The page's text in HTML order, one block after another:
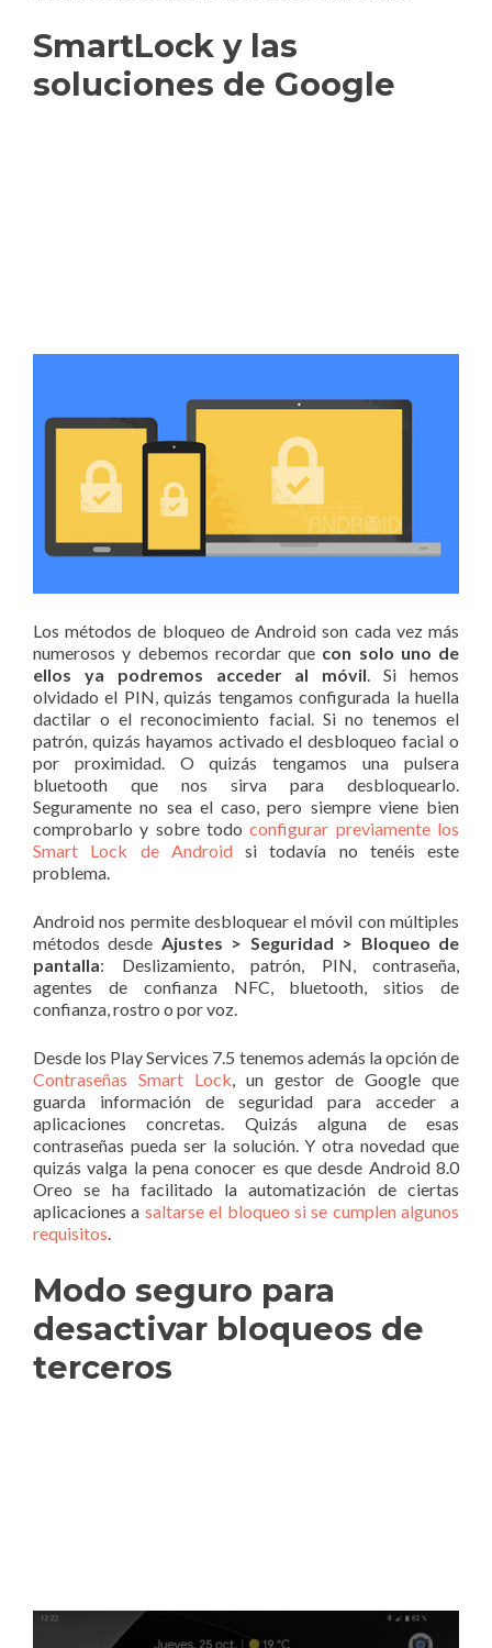
SmartLock y las
soluciones de Google
Los métodos de bloqueo de Android son cada vez más
numerosos y debemos recordar que con solo uno de
ellos ya podremos acceder al móvil. Si hemos
olvidado el PIN, quizás tengamos configurada la huella
dactilar o el reconocimiento facial. Si no tenemos el
patrón, quizás hayamos activado el desbloqueo facial o
por proximidad. O quizás tengamos una pulsera
bluetooth que nos sirva para desbloquearlo.
Seguramente no sea el caso, pero siempre viene bien
comprobarlo y sobre todoconfigurar previamente los
Smart Lock de Androidsi todavía no tenéis este
problema.
Android nos permite desbloquear el móvil con múltiples
métodos desde Ajustes > Seguridad > Bloqueo de
pantalla: Deslizamiento, patrón, PIN, contraseña,
agentes de confianza NFC, bluetooth, sitios de
confianza, rostro o por voz.
Desde los Play Services 7.5 tenemos además la opción de
Contraseñas Smart Lock, un gestor de Google que
guarda información de seguridad para acceder a
aplicaciones concretas. Quizás alguna de esas
contraseñas pueda ser la solución. Y otra novedad que
quizás valga la pena conocer es que desde Android 8.0
Oreo se ha facilitado la automatización de ciertas
aplicaciones a saltarse el bloqueo si se cumplen algunos
requisitos.
Modo seguro para
desactivar bloqueos de
terceros